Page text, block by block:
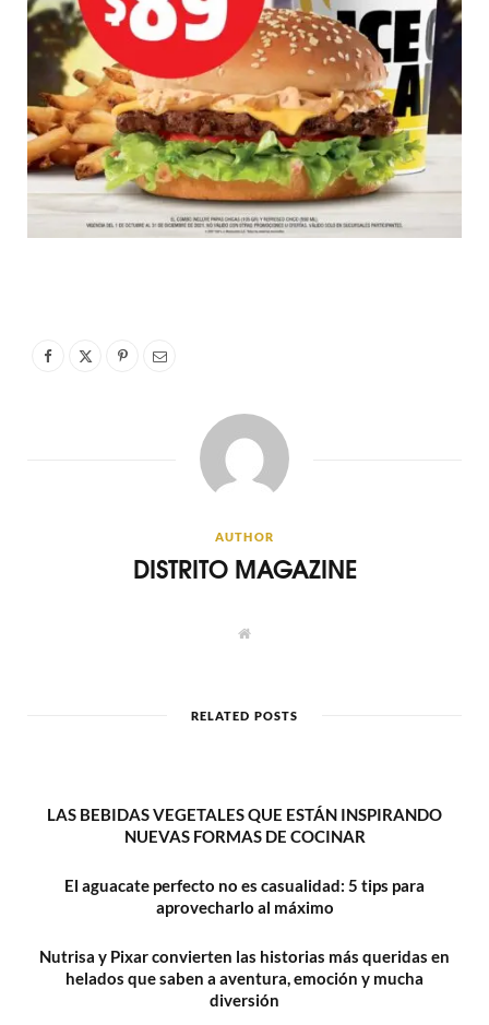
AUTHOR
DISTRITO MAGAZINE
W
e
RELATED POSTS
LAS BEBIDAS VEGETALES QUE ESTÁN INSPIRANDO
NUEVAS FORMAS DE COCINAR
El aguacate perfecto no es casualidad: 5 tips para
aprovecharlo al máximo
Nutrisa y Pixar convierten las historias más queridas en
helados que saben a aventura, emoción y mucha
diversión